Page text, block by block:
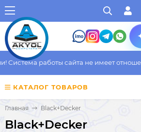
работы сайта не имеет
КАТАЛОГ ТОВАРОВ
Главная Black+Decker
Black+Decker